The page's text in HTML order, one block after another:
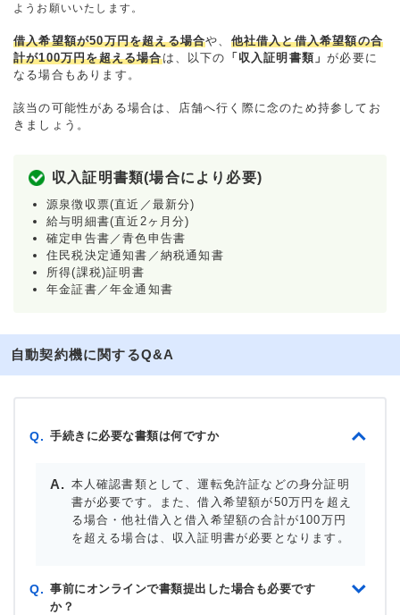
ようお願いいたします。
借入希望額が50万円を超える場合や、 他社借入と借入希望額の合
計が100万円を超える場合は、以下の 「収入証明書類」が必要に
なる場合もあります。
該当の可能性がある場合は、店舗へ行く際に念のため持参してお
きましょう。
収入証明書類(場合により必要)
源泉徴収票(直近／最新分)
給与明細書(直近2ヶ月分)
確定申告書／青色申告書
住民税決定通知書／納税通知書
所得(課税)証明書
年金証書／年金通知書
自動契約機に関するQ&A
Q. 手続きに必要な書類は何ですか
本人確認書類として、運転免許証などの身分証明
書が必要です。また、借入希望額が50万円を超え
る場合・他社借入と借入希望額の合計が100万円
を超える場合は、収入証明書が必要となります。
Q. 事前にオンラインで書類提出した場合も必要です
か？